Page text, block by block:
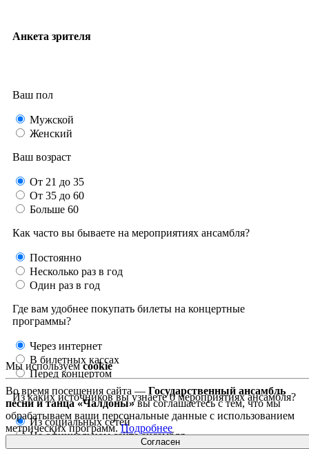
Анкета зрителя
Ваш пол
Мужской
Женский
Ваш возраст
От 21 до 35
От 35 до 60
Больше 60
Как часто вы бываете на мероприятиях ансамбля?
Постоянно
Несколько раз в год
Один раз в год
Где вам удобнее покупать билеты на концертные
программы?
Через интернет
В билетных кассах
Перед концертом
Из каких источников вы узнаете о мероприятиях ансамбля?
Из социальных сетей
На официальном сайте ансамбля
Мы используемсookie
Во время посещения сайта — Государственный ансамбль
песни и танца «Чалдоны»вы соглашаетесь с тем, что мы
обрабатываем ваши персональные данные с использованием
метрических программ.Подробнее
Согласен